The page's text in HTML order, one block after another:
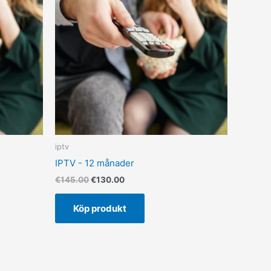
iptv
IPTV - 12 månader
€145.00
€145.00.
€130.00
€130.00.
Köp produkt